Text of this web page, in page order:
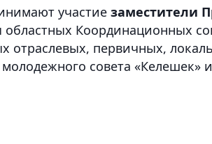
участие заместители
областных Координационных
отраслевых, первичных,
совета «Келешек»